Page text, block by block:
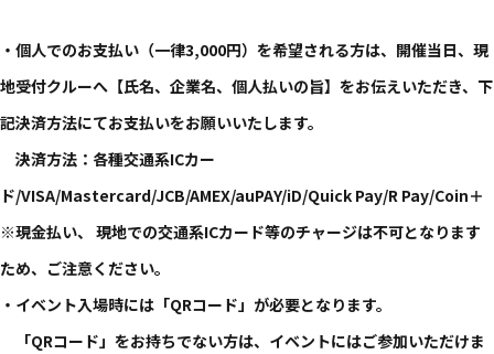
・個人での​お支払い​（一律3,000円）を​希望される​方は、​開催当日、​現
地受付クルーへ​【氏名、​企業名、​個人払いの​旨】を​お伝えいただき、​下
記決済方​法にてお支払いを​お願い​いたします。​
決済方​法：各種交通系ICカー
ド/VISA/Mastercard/JCB/AMEX/auPAY/iD/Quick Pay/R Pay/Coin＋
※現金払い、​ 現地での​交通系ICカード等の​チャージは​不可と​なります
ため、​ご注意ください。​
・イベント入場時には​「QRコード」が​必要と​なります。​
​「QRコード」を​お持ちでない方は、​イベントには​ご参加いただけま